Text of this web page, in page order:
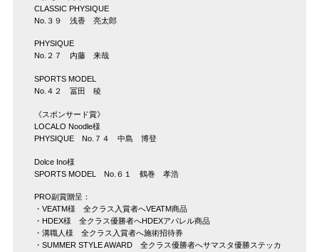
CLASSIC PHYSIQUE
No.３９ 浅香 亮太郎
PHYSIQUE
No.２７ 内藤 来哉
SPORTS MODEL
No.４２ 冨田 稜
《スポンサード賞》
LOCALO Noodle様
PHYSIQUE No.７４ 中島 博登
Dolce Ino様
SPORTS MODEL No.６１ 鶴巻 孝浩
PRO副賞贈呈：
・VEATM様 全クラス入賞者へVEATM商品
・HDEX様 全クラス優勝者へHDEXアパレル商品
・溝職人様 全クラス入賞者へ施術招待券
・SUMMER STYLE AWARD 全クラス優勝者へサマスタ優勝ステッカ